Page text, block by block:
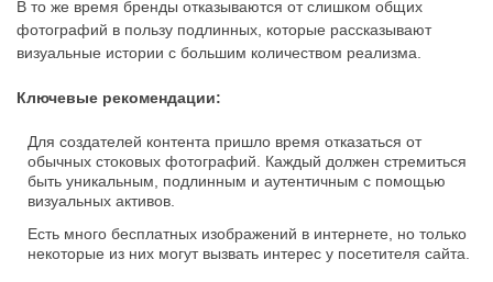
В то же время бренды отказываются от слишком общих
фотографий в пользу подлинных, которые рассказывают
визуальные истории с большим количеством реализма.
Ключевые рекомендации:
Для создателей контента пришло время отказаться от
обычных стоковых фотографий. Каждый должен стремиться
быть уникальным, подлинным и аутентичным с помощью
визуальных активов.
Есть много бесплатных изображений в интернете, но только
некоторые из них могут вызвать интерес у посетителя сайта.